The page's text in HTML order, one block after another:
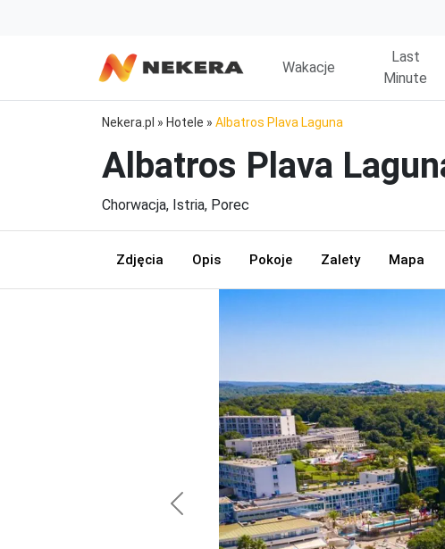
Wakacje
Last
Minute
Nekera.pl » Hotele » Albatros Plava Laguna
Albatros Plava
Chorwacja, Istria, Porec
Zdjęcia Opis Pokoje Zalety Mapa
Previous